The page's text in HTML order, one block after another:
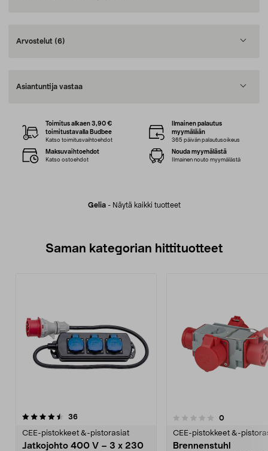
Arvostelut (6)
Asiantuntija vastaa
Gelia- Näytä kaikki tuotteet
Toimitus alkaen 3,90 €
toimitustavalla Budbee
Katso toimitusvaihtoehdot
Ilmainen palautus
myymälään
365 päivän palautusoikeus
Maksuvaihtoehdot
Katso ostoehdot
Nouda myymälästä
Ilmainen nouto myymälästä
Saman kategorian hittituotteet
36arvostelut
CEE-pistokkeet &-pistorasiat
Jatkojohto 400 V – 3 x 230
0.0 viidestä
0arvostelut
CEE-pistokkeet &-
Brennenstuhl
4.5 viidestä